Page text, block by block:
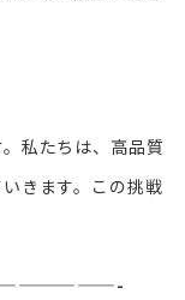
私たちは、高品質
きます。この挑戦